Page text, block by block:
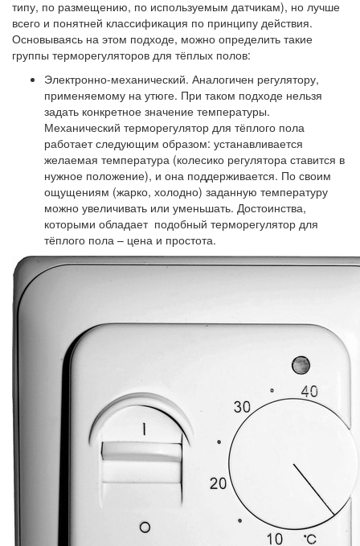
типу, по размещению, по используемым датчикам), но лучше
всего и понятней классификация по принципу действия.
Основываясь на этом подходе, можно определить такие
группы терморегуляторов для тёплых полов:
Электронно-механический. Аналогичен регулятору,
применяемому на утюге. При таком подходе нельзя
задать конкретное значение температуры.
Механический терморегулятор для тёплого пола
работает следующим образом: устанавливается
желаемая температура (колесико регулятора ставится в
нужное положение), и она поддерживается. По своим
ощущениям (жарко, холодно) заданную температуру
можно увеличивать или уменьшать. Достоинства,
которыми обладает подобный терморегулятор для
тёплого пола – цена и простота.